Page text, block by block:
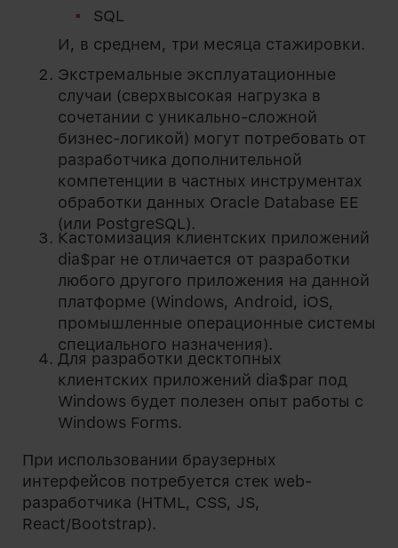
SQL
И, в среднем, три месяца стажировки.
Экстремальные эксплуатационные
случаи (сверхвысокая нагрузка в
сочетании с уникально-сложной
бизнес-логикой) могут потребовать от
разработчика дополнительной
компетенции в частных инструментах
обработки данных Oracle Database EE
(или PostgreSQL).
Кастомизация клиентских приложений
dia$par не отличается от разработки
любого другого приложения на данной
платформе (Windows, Android, iOS,
промышленные операционные системы
специального назначения).
Для разработки десктопных
клиентских приложений dia$par под
Windows будет полезен опыт работы с
Windows Forms.
При использовании браузерных
интерфейсов потребуется стек web-
разработчика (HTML, CSS, JS,
React/Bootstrap).